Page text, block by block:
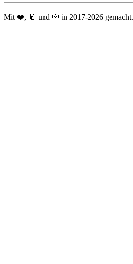
Mit ❤️, 🥛 und 🐹 in 2017-2026 gemacht.